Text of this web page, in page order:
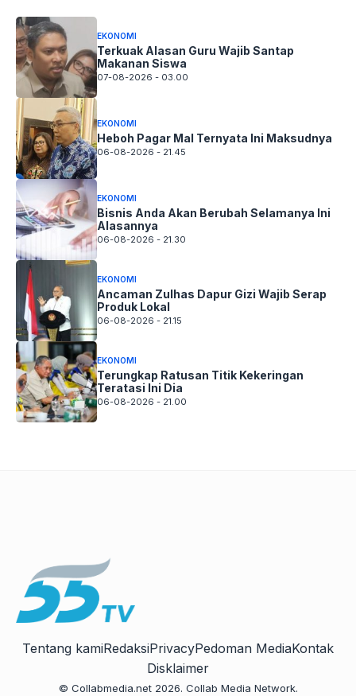
EKONOMI
Terkuak Alasan Guru Wajib Santap
Makanan Siswa
07-08-2026 - 03.00
EKONOMI
Heboh Pagar Mal Ternyata Ini Maksudnya
06-08-2026 - 21.45
EKONOMI
Bisnis Anda Akan Berubah Selamanya Ini
Alasannya
06-08-2026 - 21.30
EKONOMI
Ancaman Zulhas Dapur Gizi Wajib Serap
Produk Lokal
06-08-2026 - 21.15
EKONOMI
Terungkap Ratusan Titik Kekeringan
Teratasi Ini Dia
06-08-2026 - 21.00
Tentang kamiRedaksiPrivacyPedoman MediaKontak
Disklaimer
© Collabmedia.net 2026. Collab Media Network.